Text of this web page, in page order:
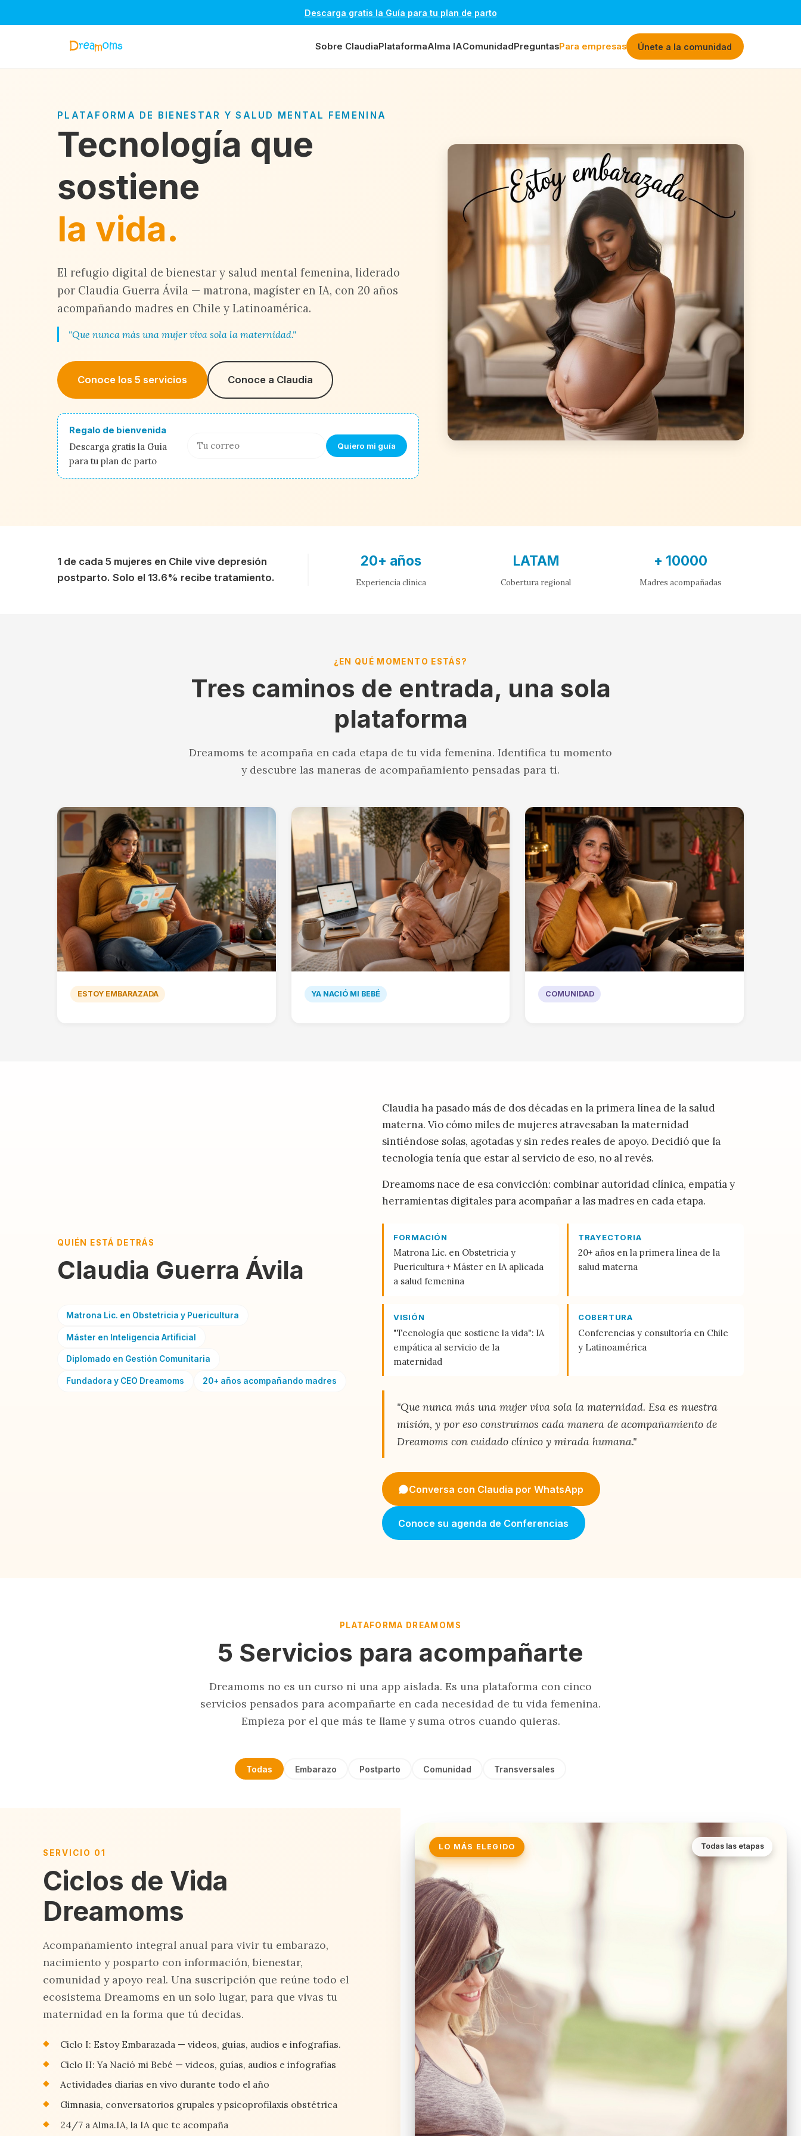
Descarga gratis la Guía para tu plan de parto
Sobre ClaudiaPlataformaAlma IAComunidadPreguntasPara empresas Únete a la comunidad
PLATAFORMA DE BIENESTAR Y SALUD MENTAL FEMENINA
Tecnología que
sostiene
la vida.
El refugio digital de bienestar y salud mental femenina, liderado
por Claudia Guerra Ávila — matrona, magíster en IA, con 20 años
acompañando madres en Chile y Latinoamérica.
"Que nunca más una mujer viva sola la maternidad."
Conoce los 5 servicios Conoce a Claudia
Regalo de bienvenida
Descarga gratis la Guía
para tu plan de parto
Quiero mi guía
1 de cada 5 mujeres en Chile vive depresión
postparto. Solo el 13.6% recibe tratamiento.
20+ años
Experiencia clínica
LATAM
Cobertura regional
+ 10000
Madres acompañadas
¿EN QUÉ MOMENTO ESTÁS?
Tres caminos de entrada, una sola
plataforma
Dreamoms te acompaña en cada etapa de tu vida femenina. Identifica tu momento
y descubre las maneras de acompañamiento pensadas para ti.
ESTOY EMBARAZADA YA NACIÓ MI BEBÉ COMUNIDAD
QUIÉN ESTÁ DETRÁS
Claudia Guerra Ávila
Matrona Lic. en Obstetricia y Puericultura
Máster en Inteligencia Artificial
Diplomado en Gestión Comunitaria
Fundadora y CEO Dreamoms 20+ años acompañando madres
Claudia ha pasado más de dos décadas en la primera línea de la salud
materna. Vio cómo miles de mujeres atravesaban la maternidad
sintiéndose solas, agotadas y sin redes reales de apoyo. Decidió que la
tecnología tenía que estar al servicio de eso, no al revés.
Dreamoms nace de esa convicción: combinar autoridad clínica, empatía y
herramientas digitales para acompañar a las madres en cada etapa.
FORMACIÓN
Matrona Lic. en Obstetricia y
Puericultura + Máster en IA aplicada
a salud femenina
TRAYECTORIA
20+ años en la primera línea de la
salud materna
VISIÓN
"Tecnología que sostiene la vida": IA
empática al servicio de la
maternidad
COBERTURA
Conferencias y consultoría en Chile
y Latinoamérica
"Que nunca más una mujer viva sola la maternidad. Esa es nuestra
misión, y por eso construimos cada manera de acompañamiento de
Dreamoms con cuidado clínico y mirada humana."
Conversa con Claudia por WhatsApp
Conoce su agenda de Conferencias
PLATAFORMA DREAMOMS
5 Servicios para acompañarte
Dreamoms no es un curso ni una app aislada. Es una plataforma con cinco
servicios pensados para acompañarte en cada necesidad de tu vida femenina.
Empieza por el que más te llame y suma otros cuando quieras.
Todas Embarazo Postparto Comunidad Transversales
LO MÁS ELEGIDO Todas las etapas
SERVICIO 01
Ciclos de Vida
Dreamoms
Acompañamiento integral anual para vivir tu embarazo,
nacimiento y posparto con información, bienestar,
comunidad y apoyo real. Una suscripción que reúne todo el
ecosistema Dreamoms en un solo lugar, para que vivas tu
maternidad en la forma que tú decidas.
Ciclo I: Estoy Embarazada — videos, guías, audios e infografías.
Ciclo II: Ya Nació mi Bebé — videos, guías, audios e infografías
Actividades diarias en vivo durante todo el año
Gimnasia, conversatorios grupales y psicoprofilaxis obstétrica
24/7 a Alma.IA, la IA que te acompaña